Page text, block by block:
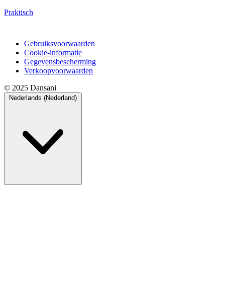
Praktisch
Gebruiksvoorwaarden
Cookie-informatie
Gegevensbescherming
Verkoopvoorwaarden
© 2025 Dansani
Nederlands (Nederland)